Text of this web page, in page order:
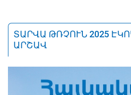
ՏԱՐՎԱ ԹՌՉՈՒՆ 2025
ԱՐՇԱՎ